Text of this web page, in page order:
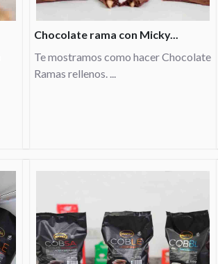
Chocolate rama con Micky...
Te mostramos como hacer Chocolate
Ramas rellenos. ...